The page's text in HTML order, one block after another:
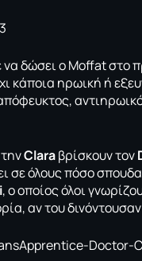
δώσει ο Μoffat στο
κάποια ηρωική ή
Claraβρίσκουν τον
σε όλους πόσο
, ο οποίος όλοι
αν του